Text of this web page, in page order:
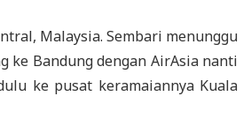
Malaysia. Sembari menunggu
ke Bandung dengan AirAsia nanti
ke pusat keramaiannya Kuala